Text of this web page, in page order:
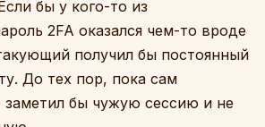
бы у кого-то из
2FA оказался чем-то вроде
получил бы постоянный
До тех пор, пока сам
заметил бы чужую сессию и не